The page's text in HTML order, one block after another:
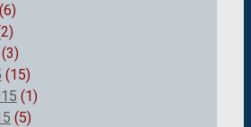
(6)
(3)
(15)
(1)
(5)